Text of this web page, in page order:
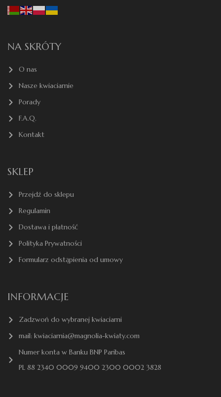
NA SKRÓTY
O nas
Nasze kwiaciarnie
Porady
F.A.Q.
Kontakt
SKLEP
Przejdź do sklepu
Regulamin
Dostawa i płatność
Polityka Prywatności
Formularz odstąpienia od umowy
INFORMACJE
Zadzwoń do wybranej kwiaciarni
mail: kwiaciarnia@magnolia-kwiaty.com
Numer konta w Banku BNP Paribas
PL 88 2340 0009 9400 2300 0002 3828